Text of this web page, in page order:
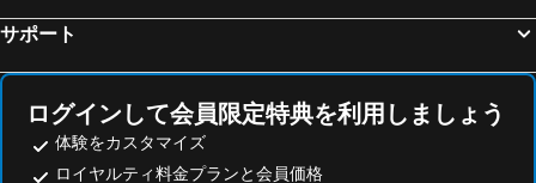
サポート
ログインして会員限定特典を利用しましょう
体験をカスタマイズ
ロイヤルティ料金プランと会員価格